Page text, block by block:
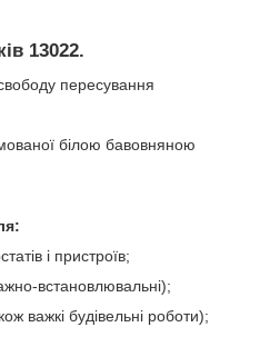
13022.
пересування
білою бавовняною
і пристроїв;
встановлювальні);
важкі будівельні роботи);